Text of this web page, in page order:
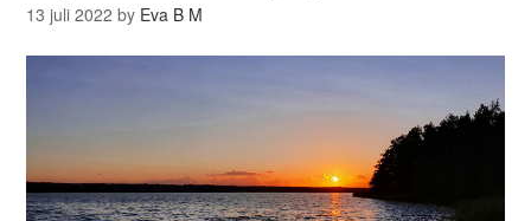
13 juli 2022 by Eva B M